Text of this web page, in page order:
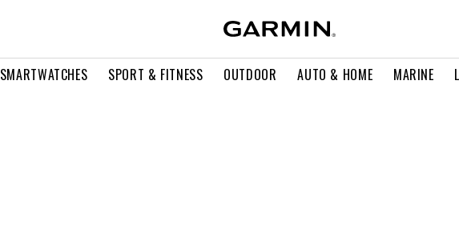
SMARTWATCHES SPORT & FITNESS OUTDOOR AUTO & HOME MARINE